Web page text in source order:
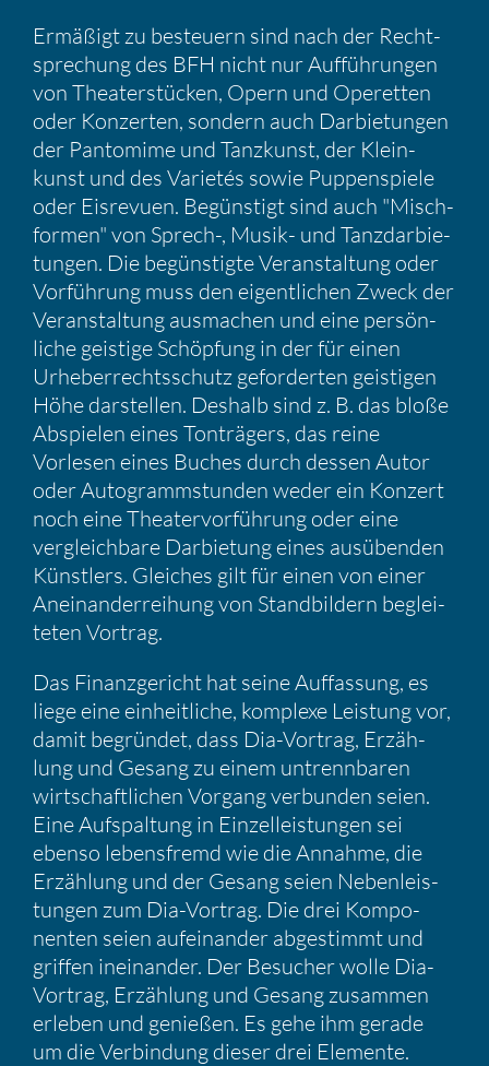
Ermäßigt zu besteuern sind nach der Recht­
spre­chung des BFH nicht nur Auffüh­rungen
von Theater­stü­cken, Opern und Operetten
oder Konzerten, sondern auch Darbie­tungen
der Panto­mime und Tanzkunst, der Klein­
kunst und des Varietés sowie Puppen­spiele
oder Eisre­vuen. Begüns­tigt sind auch "Misch­
formen" von Sprech-, Musik- und Tanzdar­bie­
tungen. Die begüns­tigte Veran­stal­tung oder
Vorfüh­rung muss den eigent­li­chen Zweck der
Veran­stal­tung ausma­chen und eine persön­
liche geistige Schöp­fung in der für einen
Urheber­rechts­schutz gefor­derten geistigen
Höhe darstellen. Deshalb sind z. B. das bloße
Abspielen eines Tonträ­gers, das reine
Vorlesen eines Buches durch dessen Autor
oder Autogramm­stunden weder ein Konzert
noch eine Theater­vor­füh­rung oder eine
vergleich­bare Darbie­tung eines ausübenden
Künst­lers. Gleiches gilt für einen von einer
Anein­an­der­rei­hung von Stand­bil­dern beglei­
teten Vortrag.
Das Finanz­ge­richt hat seine Auffas­sung, es
liege eine einheit­liche, komplexe Leistung vor,
damit begründet, dass Dia-Vortrag, Erzäh­
lung und Gesang zu einem untrenn­baren
wirtschaft­li­chen Vorgang verbunden seien.
Eine Aufspal­tung in Einzel­leis­tungen sei
ebenso lebens­fremd wie die Annahme, die
Erzäh­lung und der Gesang seien Neben­leis­
tungen zum Dia-Vortrag. Die drei Kompo­
nenten seien aufein­ander abgestimmt und
griffen inein­ander. Der Besucher wolle Dia-
Vortrag, Erzäh­lung und Gesang zusammen
erleben und genießen. Es gehe ihm gerade
um die Verbin­dung dieser drei Elemente.